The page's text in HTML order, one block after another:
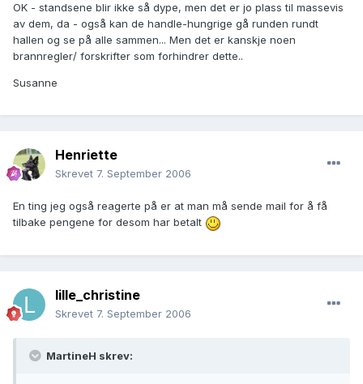
OK - standsene blir ikke så dype, men det er jo plass til massevis
av dem, da - også kan de handle-hungrige gå runden rundt
hallen og se på alle sammen... Men det er kanskje noen
brannregler/ forskrifter som forhindrer dette..
Susanne
Henriette
Skrevet 7. September 2006
En ting jeg også reagerte på er at man må sende mail for å få
tilbake pengene for desom har betalt
lille_christine
Skrevet 7. September 2006
MartineH skrev: